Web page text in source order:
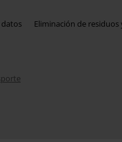
Eliminación de